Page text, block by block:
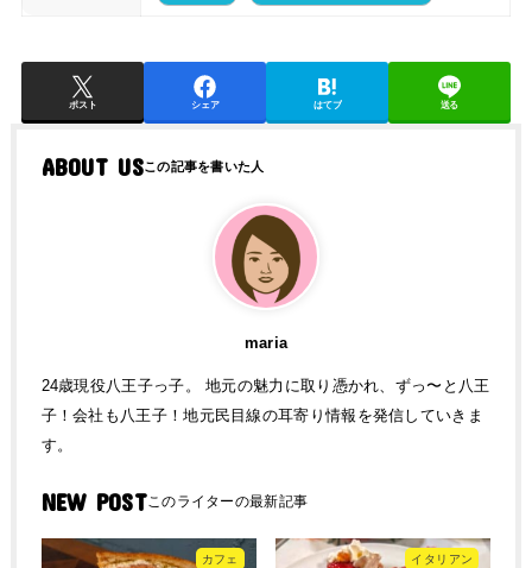
ポスト シェア はてブ 送る
ABOUT US
maria
24歳現役八王子っ子。 地元の魅力に取り憑かれ、ずっ〜と八王
子！会社も八王子！地元民目線の耳寄り情報を発信していきま
す。
NEW POST
カフェ イタリアン